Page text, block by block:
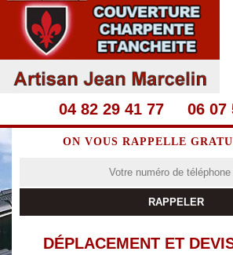
04 82 29 41 77 06 07
ON VOUS RAPPELLE
DÉPLACEMENT ET